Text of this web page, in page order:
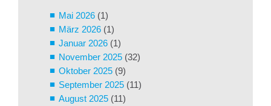
Mai 2026 (1)
März 2026 (1)
Januar 2026 (1)
November 2025 (32)
Oktober 2025 (9)
September 2025 (11)
August 2025 (11)